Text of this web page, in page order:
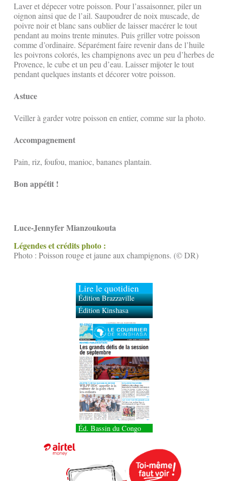
Laver et dépecer votre poisson. Pour l’assaisonner, piler un
oignon ainsi que de l’ail. Saupoudrer de noix muscade, de
poivre noir et blanc sans oublier de laisser macérer le tout
pendant au moins trente minutes. Puis griller votre poisson
comme d’ordinaire. Séparément faire revenir dans de l’huile
les poivrons colorés, les champignons avec un peu d’herbes de
Provence, le cube et un peu d’eau. Laisser mijoter le tout
pendant quelques instants et décorer votre poisson.
Astuce
Veiller à garder votre poisson en entier, comme sur la photo.
Accompagnement
Pain, riz, foufou, manioc, bananes plantain.
Bon appétit !
Luce-Jennyfer Mianzoukouta
Légendes et crédits photo :
Photo : Poisson rouge et jaune aux champignons. (© DR)
Lire le quotidien
Édition Brazzaville
Édition Kinshasa
Éd. Bassin du Congo